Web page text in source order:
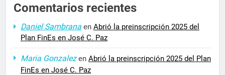
Comentarios recientes
Daniel Sambrana en Abrió la preinscripción 2025 del
Plan FinEs en José C. Paz
Maria Gonzalezen Abrió la preinscripción 2025 del Plan
FinEs en José C. Paz